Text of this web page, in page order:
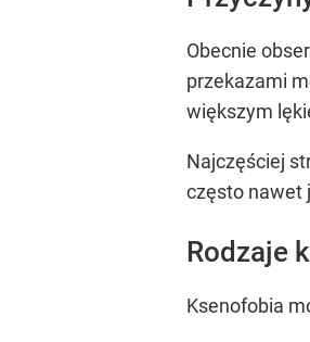
Obecnie
przekazami
większym
Najczęściej
często nawet
Rodzaje
Ksenofobia